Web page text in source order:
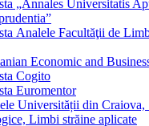
„Annales Universitatis
Analele Facultăţii de
Economic and
Cogito
Euromentor
Universității din Craiova,
Limbi străine aplicate